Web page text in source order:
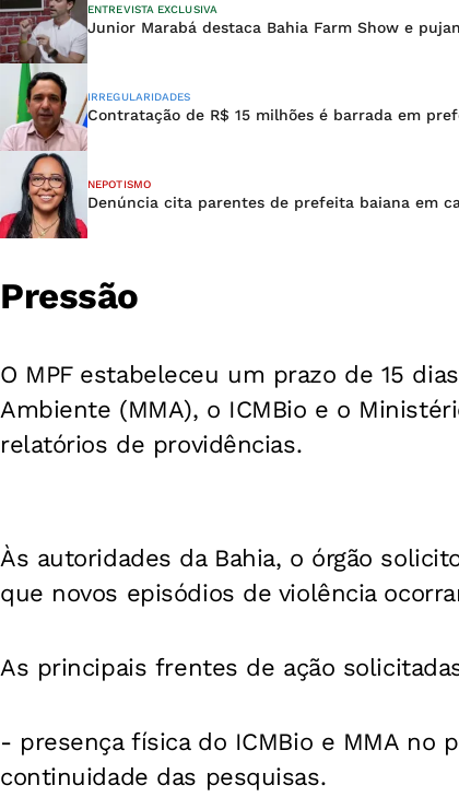
ENTREVISTA EXCLUSIVA
Junior Marabá destaca Bahia Farm Show e
IRREGULARIDADES
Contratação de R$ 15 milhões é barrada em
NEPOTISMO
Denúncia cita parentes de prefeita baiana em
Pressão
O MPF estabeleceu um prazo de 15
Ambiente (MMA), o ICMBio e o
relatórios de providências.
Às autoridades da Bahia, o órgão
que novos episódios de violência
As principais frentes de ação
- presença física do ICMBio e MMA no
continuidade das pesquisas.